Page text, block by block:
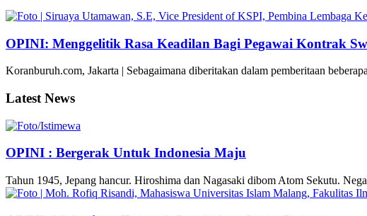
OPINI: Menggelitik Rasa Keadilan Bagi Pegawai Kontrak
Koranburuh.com, Jakarta | Sebagaimana diberitakan dalam pemberitaan
Latest News
OPINI : Bergerak Untuk Indonesia Maju
Tahun 1945, Jepang hancur. Hiroshima dan Nagasaki dibom Atom Sekutu.